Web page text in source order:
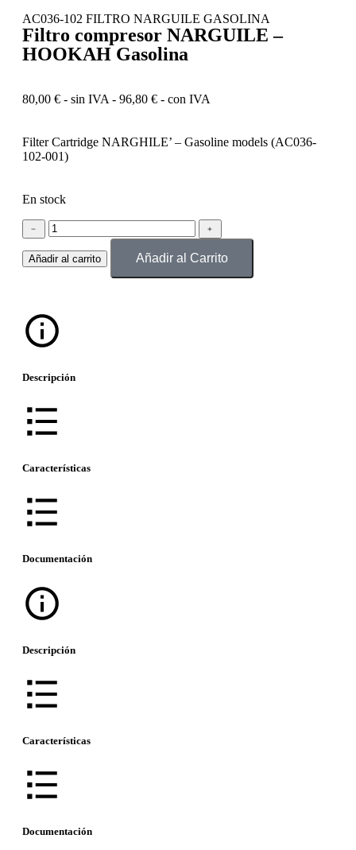
AC036-102 FILTRO NARGUILE GASOLINA
Filtro compresor NARGUILE –
HOOKAH Gasolina
80,00 € - sin IVA - 96,80 € - con IVA
Filter Cartridge NARGHILE’ – Gasoline models (AC036-
102-001)
En stock
﹣ ﹢
Añadir al carrito Añadir al Carrito
Descripción
Características
Documentación
Descripción
Características
Documentación